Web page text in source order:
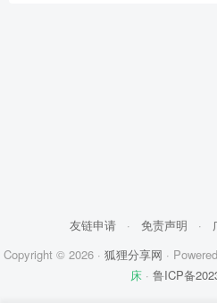
友链申请 · 免责声明 ·
Copyright © 2026 · 狐狸分享网 ·
床 · 鲁ICP备